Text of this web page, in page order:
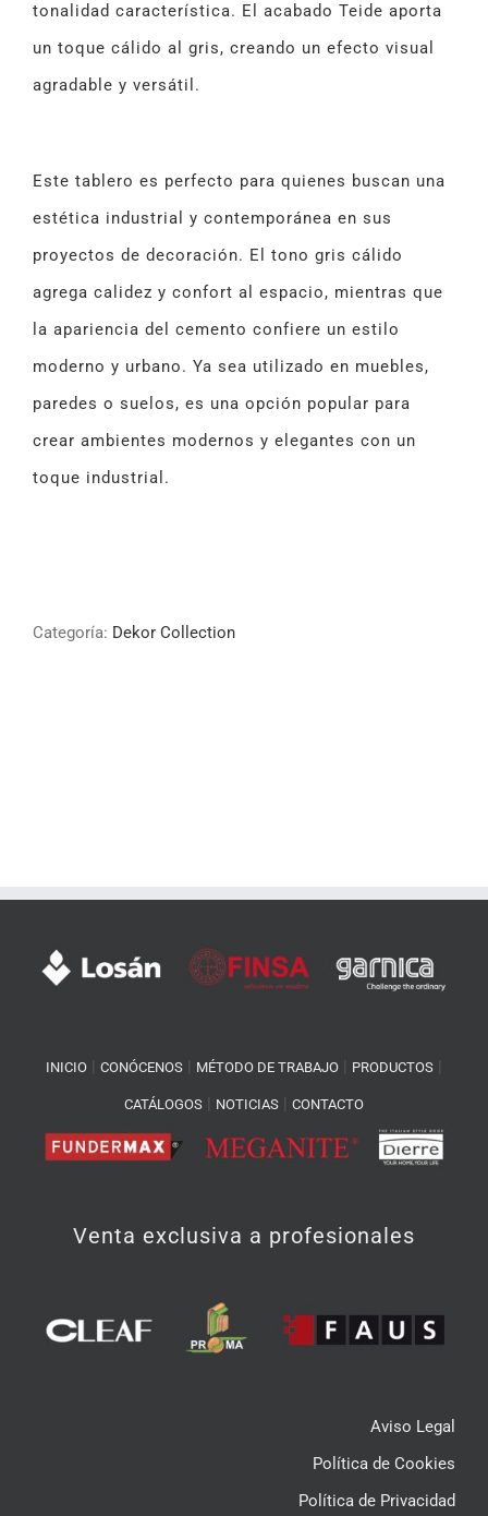
tonalidad característica. El acabado Teide aporta
un toque cálido al gris, creando un efecto visual
agradable y versátil.
Este tablero es perfecto para quienes buscan una
estética industrial y contemporánea en sus
proyectos de decoración. El tono gris cálido
agrega calidez y confort al espacio, mientras que
la apariencia del cemento confiere un estilo
moderno y urbano. Ya sea utilizado en muebles,
paredes o suelos, es una opción popular para
crear ambientes modernos y elegantes con un
toque industrial.
Categoría: Dekor Collection
INICIO | CONÓCENOS | MÉTODO DE TRABAJO | PRODUCTOS |
CATÁLOGOS | NOTICIAS | CONTACTO
Venta exclusiva a profesionales
Aviso Legal
Política de Cookies
Política de Privacidad